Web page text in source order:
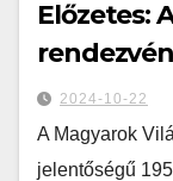
Előzetes:
2024-10-22
A Magyarok
jelentőségű